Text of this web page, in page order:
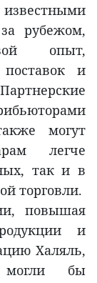
рубежом,
опыт,
и
могут
легче
так и в
торговли.
повышая
и
Халяль,
могли бы